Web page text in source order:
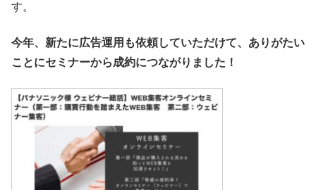
す。
今年、新たに広告運用も依頼していただけて、ありがたい
ことにセミナーから成約につながりました！